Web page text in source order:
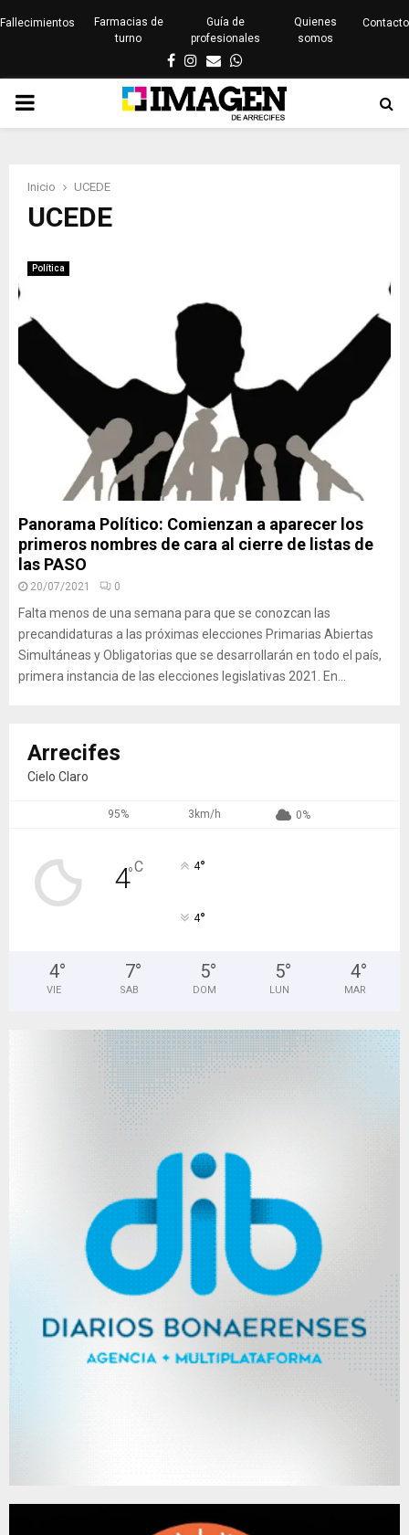
Fallecimientos
Farmacias de
turno
Guía de
profesionales
Quienes
somos
Contacto
Facebook
Instagram
EmailWhatsapp
PRIMARY
Inicio UCEDE
UCEDE
Política
Panorama Político: Comienzan a aparecer los
primeros nombres de cara al cierre de listas de
las PASO
20/07/2021 0
Falta menos de una semana para que se conozcan las
precandidaturas a las próximas elecciones Primarias Abiertas
Simultáneas y Obligatorias que se desarrollarán en todo el país,
primera instancia de las elecciones legislativas 2021. En...
Arrecifes
Cielo Claro
95% 3km/h 0%
4°C 4°
4°
4°
VIE
7°
SAB
5°
DOM
5°
LUN
4°
MAR